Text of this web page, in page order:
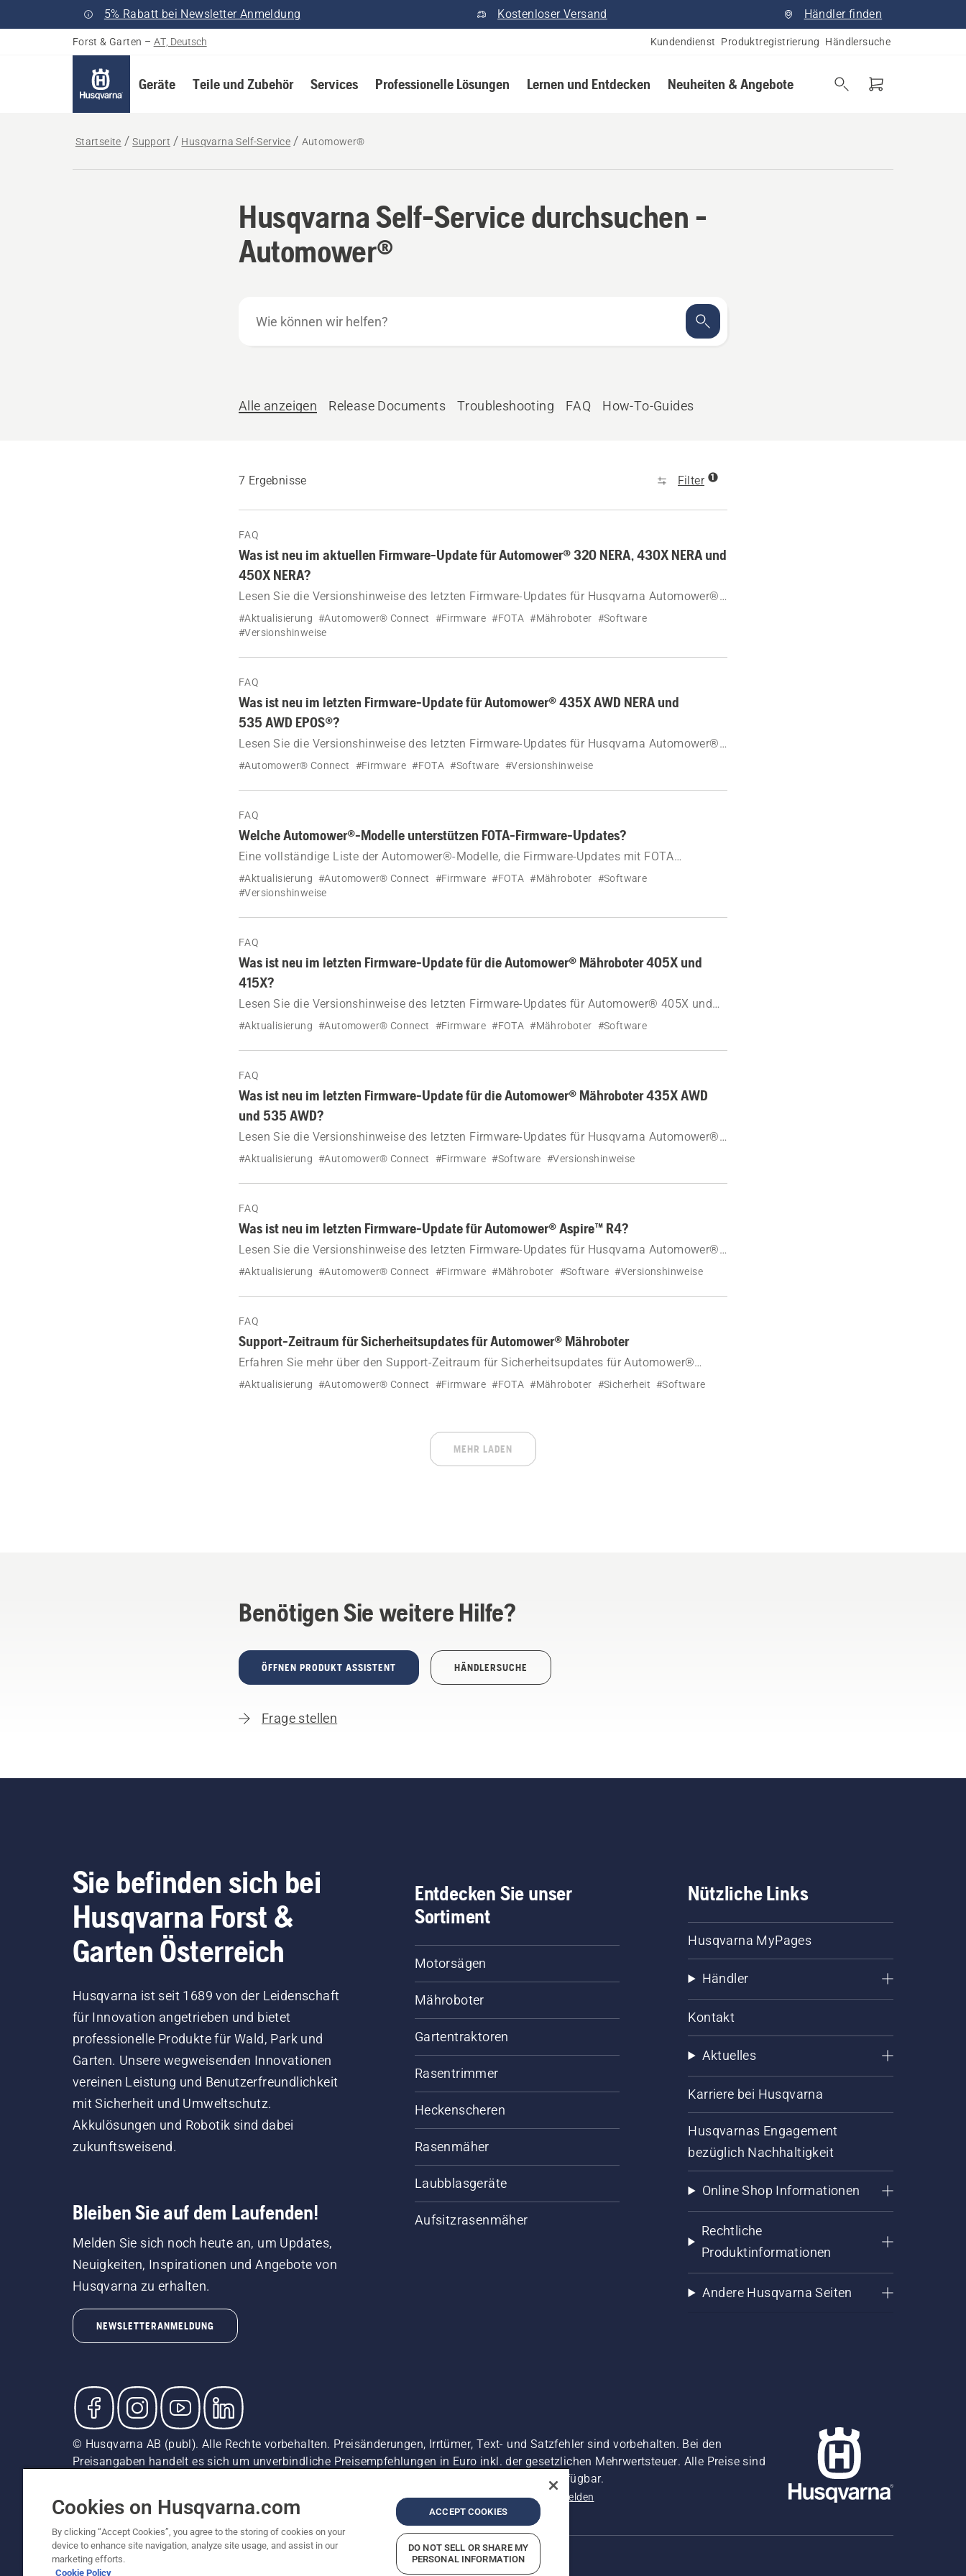
5% Rabatt bei Newsletter Anmeldung Kostenloser Versand Händler finden
Forst & Garten – AT, Deutsch Kundendienst Produktregistrierung Händlersuche
Geräte Teile und Zubehör Services Professionelle Lösungen Lernen und Entdecken Neuheiten & Angebote
Startseite Support Husqvarna Self-Service Automower®
Husqvarna Self-Service durchsuchen -
Automower®
können
Alle anzeigen Release Documents Troubleshooting FAQ How-To-Guides
7 Ergebnisse Filter 1
FAQ
Was ist neu im aktuellen Firmware-Update für Automower® 320 NERA, 430X NERA und
450X NERA?
Lesen Sie die Versionshinweise des letzten Firmware-Updates für Husqvarna Automower®
320 NERA, 430X NERA und 450X NERA.
#Aktualisierung #Automower® Connect #Firmware #FOTA #Mähroboter #Software
#Versionshinweise
FAQ
Was ist neu im letzten Firmware-Update für Automower® 435X AWD NERA und
535 AWD EPOS®?
Lesen Sie die Versionshinweise des letzten Firmware-Updates für Husqvarna Automower®
435X AWD NERA und 535 AWD EPOS®.
#Automower® Connect #Firmware #FOTA #Software #Versionshinweise
FAQ
Welche Automower®-Modelle unterstützen FOTA-Firmware-Updates?
Eine vollständige Liste der Automower®-Modelle, die Firmware-Updates mit FOTA
(Firmware Over The Air) unterstützen.
#Aktualisierung #Automower® Connect #Firmware #FOTA #Mähroboter #Software
#Versionshinweise
FAQ
Was ist neu im letzten Firmware-Update für die Automower® Mähroboter 405X und
415X?
Lesen Sie die Versionshinweise des letzten Firmware-Updates für Automower® 405X und
415X.
#Aktualisierung #Automower® Connect #Firmware #FOTA #Mähroboter #Software
FAQ
Was ist neu im letzten Firmware-Update für die Automower® Mähroboter 435X AWD
und 535 AWD?
Lesen Sie die Versionshinweise des letzten Firmware-Updates für Husqvarna Automower®
435X AWD und 535 AWD.
#Aktualisierung #Automower® Connect #Firmware #Software #Versionshinweise
FAQ
Was ist neu im letzten Firmware-Update für Automower® Aspire™ R4?
Lesen Sie die Versionshinweise des letzten Firmware-Updates für Husqvarna Automower®
Aspire R4.
#Aktualisierung #Automower® Connect #Firmware #Mähroboter #Software #Versionshinweise
FAQ
Support-Zeitraum für Sicherheitsupdates für Automower® Mähroboter
Erfahren Sie mehr über den Support-Zeitraum für Sicherheitsupdates für Automower®
Mähroboter, die FOTA (Firmware Over the Air) unterstützen
#Aktualisierung #Automower® Connect #Firmware #FOTA #Mähroboter #Sicherheit #Software
MEHR LADEN
Benötigen Sie weitere Hilfe?
ÖFFNEN PRODUKT ASSISTENT HÄNDLERSUCHE
Frage stellen
Sie befinden sich bei
Husqvarna Forst &
Garten Österreich
Husqvarna ist seit 1689 von der Leidenschaft
für Innovation angetrieben und bietet
professionelle Produkte für Wald, Park und
Garten. Unsere wegweisenden Innovationen
vereinen Leistung und Benutzerfreundlichkeit
mit Sicherheit und Umweltschutz.
Akkulösungen und Robotik sind dabei
zukunftsweisend.
Bleiben Sie auf dem Laufenden!
Melden Sie sich noch heute an, um Updates,
Neuigkeiten, Inspirationen und Angebote von
Husqvarna zu erhalten.
NEWSLETTERANMELDUNG
Entdecken Sie unser
Sortiment
Motorsägen
Mähroboter
Gartentraktoren
Rasentrimmer
Heckenscheren
Rasenmäher
Laubblasgeräte
Aufsitzrasenmäher
Nützliche Links
Husqvarna MyPages
Händler
Kontakt
Aktuelles
Karriere bei Husqvarna
Husqvarnas Engagement
bezüglich Nachhaltigkeit
Online Shop Informationen
Rechtliche
Produktinformationen
Andere Husqvarna Seiten
© Husqvarna AB (publ). Alle Rechte vorbehalten. Preisänderungen, Irrtümer, Text- und Satzfehler sind vorbehalten. Bei den
Preisangaben handelt es sich um unverbindliche Preisempfehlungen in Euro inkl. der gesetzlichen Mehrwertsteuer. Alle Preise sind
unverbindliche Preisempfehlungen (inkl. MwSt), es sei denn sie sind für den direkten Kauf verfügbar.
Cookie-Richtlinie Datenschutzerklärung Impressum Vermutete Verstöße melden
Cookies on Husqvarna.com
By clicking “Accept Cookies”, you agree to the storing of cookies on your
device to enhance site navigation, analyze site usage, and assist in our
marketing efforts.
Cookie Policy
ACCEPT COOKIES
DO NOT SELL OR SHARE MY
PERSONAL INFORMATION